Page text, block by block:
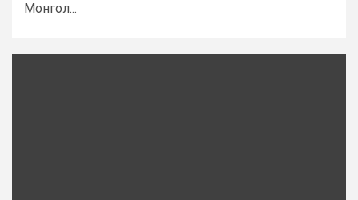
Монгол...